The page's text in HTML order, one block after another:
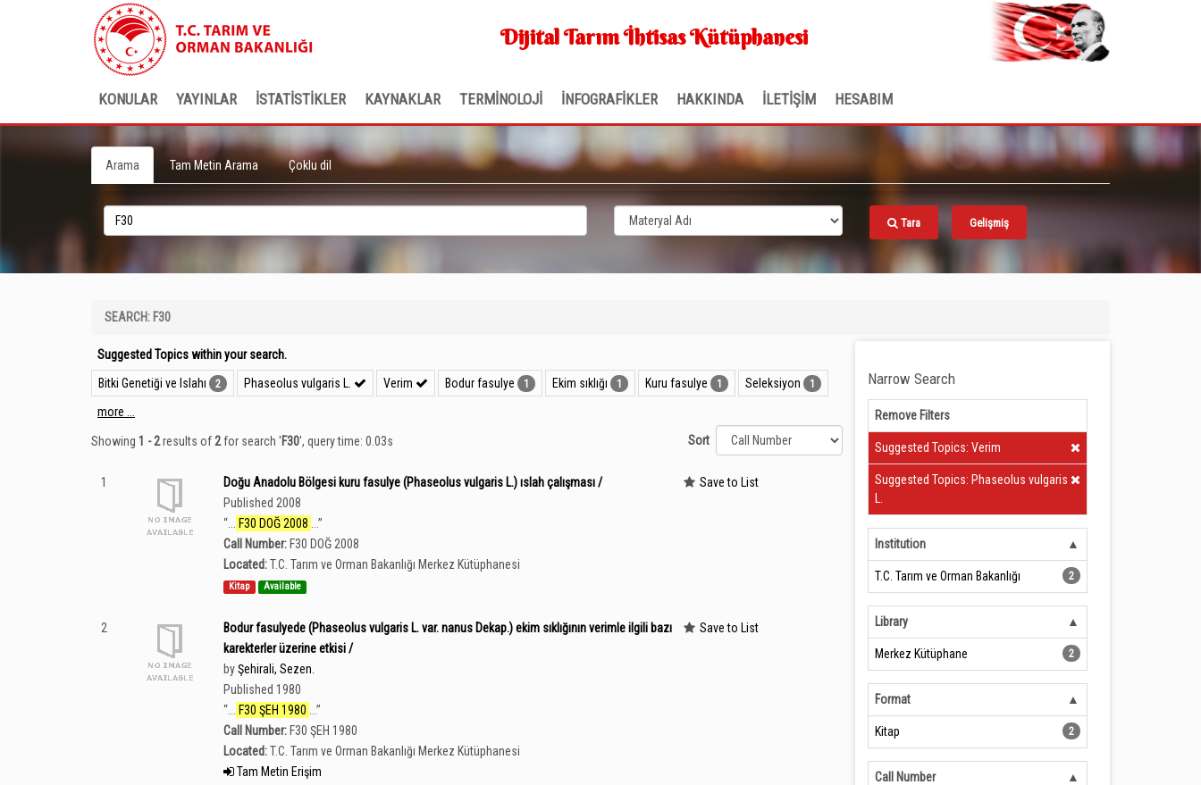
Dijital Tarım İhtisas Kütüphanesi
KONULAR YAYINLAR İSTATİSTİKLER KAYNAKLAR TERMİNOLOJİ İNFOGRAFİKLER HAKKINDA İLETİŞİM HESABIM
Arama Tam Metin Arama Çoklu dil
Tara Gelişmiş
SEARCH: F30
Suggested Topics within your search.
Bitki Genetiği ve Islahı
2 Phaseolus vulgaris L. Verim Bodur fasulye 1 Ekim sıklığı 1 Kuru fasulye 1 Seleksiyon 1
more ...
Showing 1 - 2results of 2for search 'F30', query time: 0.03s Sort
1
Doğu Anadolu Bölgesi kuru fasulye (Phaseolus vulgaris L.) ıslah çalışması /
Published 2008
“
F30 DOĞ 2008
”
Call Number: F30 DOĞ 2008
Located:T.C. Tarım ve Orman Bakanlığı Merkez Kütüphanesi
Kitap Available
Save to List
2
Bodur fasulyede (Phaseolus vulgaris L. var. nanus Dekap.) ekim sıklığının verimle ilgili bazı
karekterler üzerine etkisi /
byŞehirali, Sezen.
Published 1980
“
F30 ŞEH 1980
”
Call Number: F30 ŞEH 1980
Located:T.C. Tarım ve Orman Bakanlığı Merkez Kütüphanesi
Tam Metin Erişim
Save to List
Narrow Search
Remove Filters
Clear Filter
Suggested Topics: Verim
Clear Filter
Suggested Topics: Phaseolus vulgaris
Institution
T.C. Tarım ve Orman Bakanlığı 2
Library
Merkez Kütüphane 2
Format
Kitap 2
Call Number